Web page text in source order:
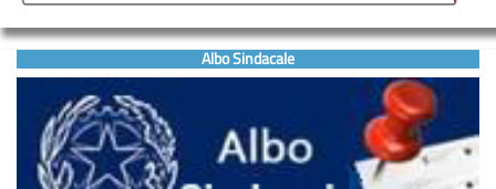
Albo Sindacale